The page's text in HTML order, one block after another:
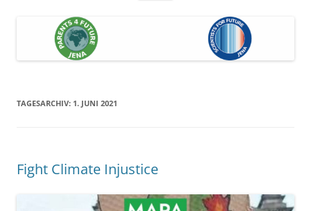
TAGESARCHIV: 1. JUNI 2021
Fight Climate Injustice